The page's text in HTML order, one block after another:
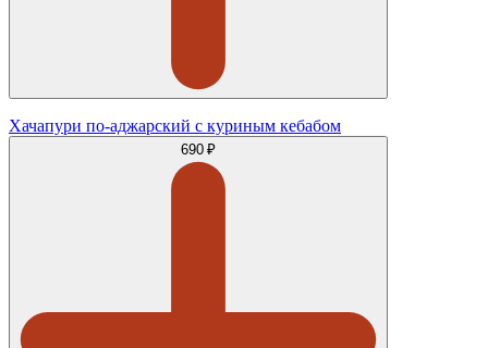
Хачапури по-аджарский с куриным кебабом
690 ₽